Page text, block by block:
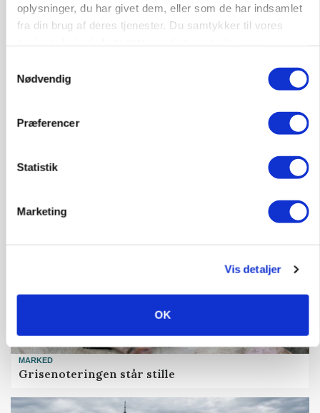
oplysninger, du har givet dem, eller som de har indsamlet
fra din brug af deres tjenester. Du samtykker til vores
Nødvendig
Præferencer
Statistik
Marketing
Vis detaljer
OK
MASKINER
Forserie til selvkørende skårlægger afprøves i år
MARKED
Grisenoteringen står stille